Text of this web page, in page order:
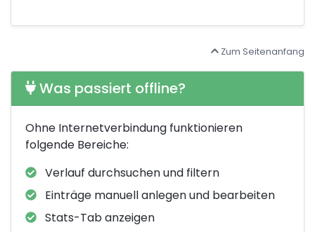
Zum Seitenanfang
Was passiert offline?
Ohne Internetverbindung funktionieren
folgende Bereiche:
Verlauf durchsuchen und filtern
Einträge manuell anlegen und bearbeiten
Stats-Tab anzeigen